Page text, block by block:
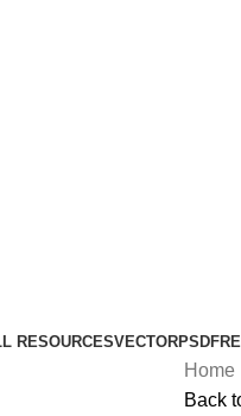
RESOURCESVECTORPSD
Home
Back